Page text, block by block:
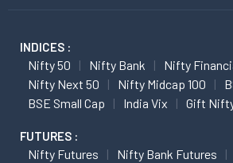
INDICES :
Nifty 50 Nifty Bank
Nifty
Nifty Next 50
Nifty Midcap 100
BSE Small Cap
India Vix Gift
FUTURES :
Nifty Futures
Nifty Bank Futures